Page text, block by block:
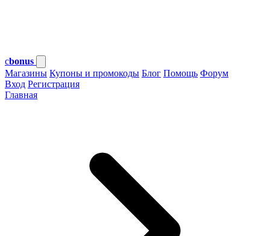
cbonus
Магазины Купоны и промокоды Блог Помощь Форум
Вход Регистрация
Главная